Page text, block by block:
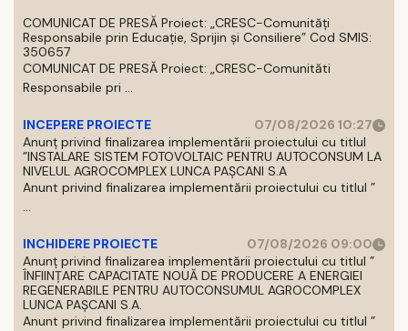
COMUNICAT DE PRESĂ Proiect: „CRESC-Comunități
Responsabile prin Educație, Sprijin și Consiliere” Cod SMIS:
350657
COMUNICAT DE PRESĂ Proiect: „CRESC-Comunităti
Responsabile pri ...
INCEPERE PROIECTE
07/08/2026 10:27
Anunț privind finalizarea implementării proiectului cu titlul
”INSTALARE SISTEM FOTOVOLTAIC PENTRU AUTOCONSUM LA
NIVELUL AGROCOMPLEX LUNCA PAȘCANI S.A
Anunt privind finalizarea implementării proiectului cu titlul ”
...
INCHIDERE PROIECTE
07/08/2026 09:00
Anunț privind finalizarea implementării proiectului cu titlul ”
ÎNFIINȚARE CAPACITATE NOUĂ DE PRODUCERE A ENERGIEI
REGENERABILE PENTRU AUTOCONSUMUL AGROCOMPLEX
LUNCA PAȘCANI S.A.
Anunt privind finalizarea implementării proiectului cu titlul ”